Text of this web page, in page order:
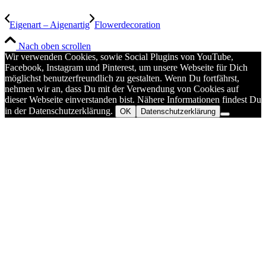
Eigenart – Aigenartig Flowerdecoration
Nach oben scrollen
Wir verwenden Cookies, sowie Social Plugins von YouTube,
Facebook, Instagram und Pinterest, um unsere Webseite für Dich
möglichst benutzerfreundlich zu gestalten. Wenn Du fortfährst,
nehmen wir an, dass Du mit der Verwendung von Cookies auf
dieser Webseite einverstanden bist. Nähere Informationen findest Du
in der Datenschutzerklärung.
OK Datenschutzerklärung